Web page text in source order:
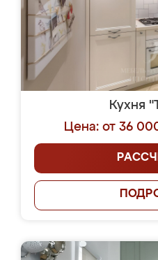
Кухня
Цена: от 36